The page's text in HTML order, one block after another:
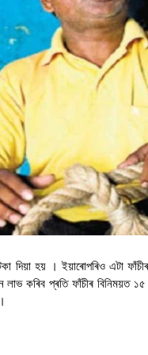
টকা দিয়া হয় । ইয়াৰোপৰিও এটা
লাভ কৰিব প্ৰতি ফাঁচীৰ বিনিময়ত